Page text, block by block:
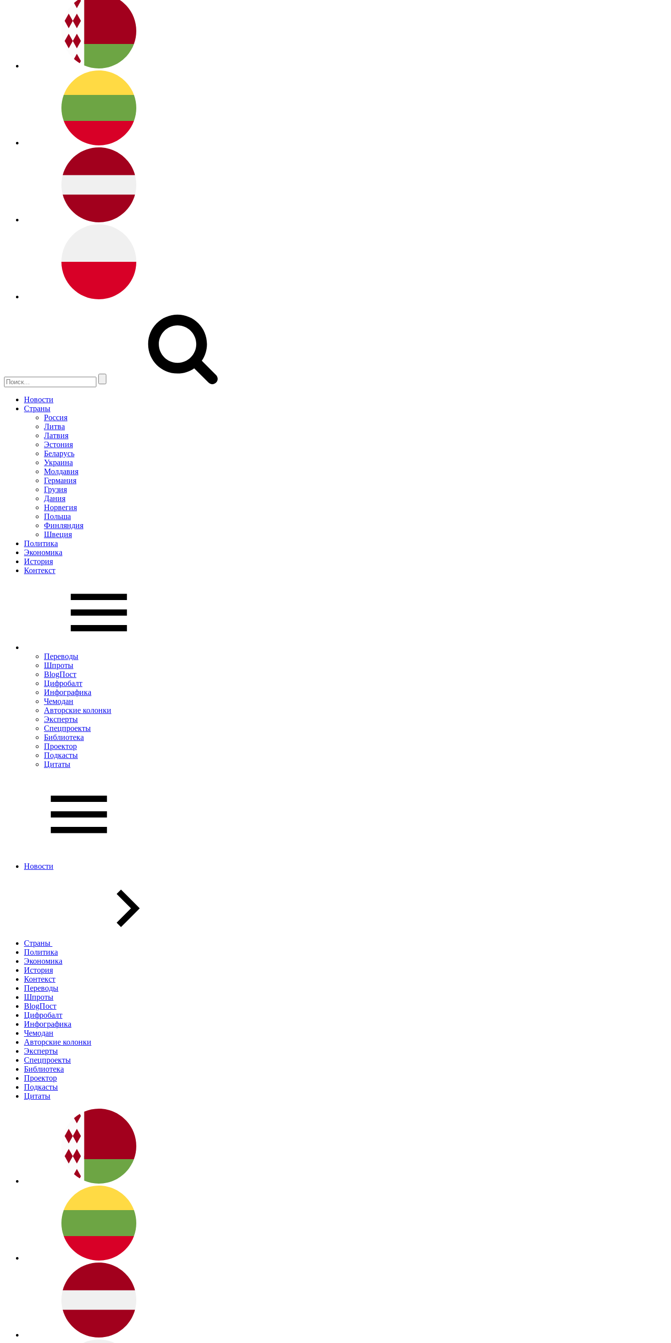
Новости
Страны
Россия
Литва
Латвия
Эстония
Беларусь
Украина
Молдавия
Германия
Грузия
Дания
Норвегия
Польша
Финляндия
Швеция
Политика
Экономика
История
Контекст
Переводы
Шпроты
BlogПост
Цифробалт
Инфографика
Чемодан
Авторские колонки
Эксперты
Спецпроекты
Библиотека
Проектор
Подкасты
Цитаты
Новости
Страны
Политика
Экономика
История
Контекст
Переводы
Шпроты
BlogПост
Цифробалт
Инфографика
Чемодан
Авторские колонки
Эксперты
Спецпроекты
Библиотека
Проектор
Подкасты
Цитаты